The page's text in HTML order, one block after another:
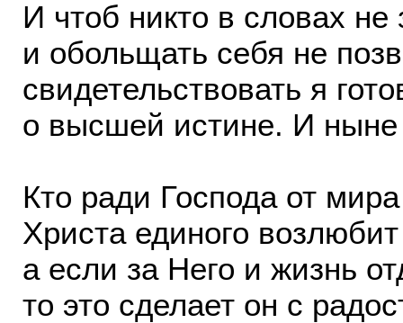
И чтоб никто в словах
и обольщать себя не
свидетельствовать я
о высшей истине. И ныне
Кто ради Господа от
Христа единого
а если за Него и жизнь
то это сделает он с